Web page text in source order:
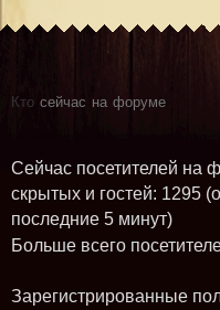
Кто сейчас на форуме
Сейчас посетителей на
скрытых и гостей: 1295
последние 5 минут)
Больше всего
Зарегистрированные